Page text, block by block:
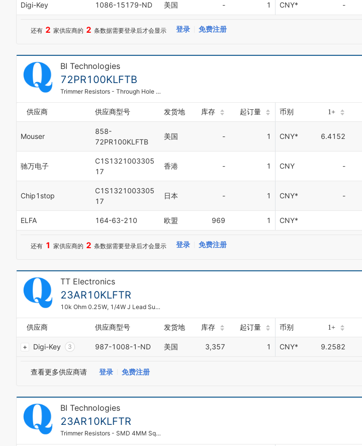
Digi-Key 1086-15179-ND 美国 - 1 CNY* -
还有 2 家供应商的 2 条数据需要登录后才会显示 登录 免费注册
BI Technologies
72PR100KLFTB
Trimmer Resistors - Through Hole 100K ohm 10% Single Turn
供应商 供应商型号 发货地 库存 起订量 币别 1+
Mouser
858-
72PR100KLFTB
美国 - 1 CNY* 6.4152
驰万电子
C1S1321003305
17
香港 - 1 CNY -
Chip1stop
C1S1321003305
17
日本 - 1 CNY* -
ELFA 164-63-210 欧盟 969 1 CNY*
还有 1 家供应商的 2 条数据需要登录后才会显示 登录 免费注册
TT Electronics
23AR10KLFTR
10k Ohm 0.25W, 1/4W J Lead Surface Mount Trimmer Potentiometer Cermet 1 Turn Top Adjustment
供应商 供应商型号 发货地 库存 起订量 币别 1+
Digi-Key
3
7
8
9
3
5
6
8
9
0
1
2
987-1008-1-ND 美国 3,357 1 CNY* 9.2582
查看更多供应商请 登录 免费注册
BI Technologies
23AR10KLFTR
Trimmer Resistors - SMD 4MM Squ 10K 10% Sealed